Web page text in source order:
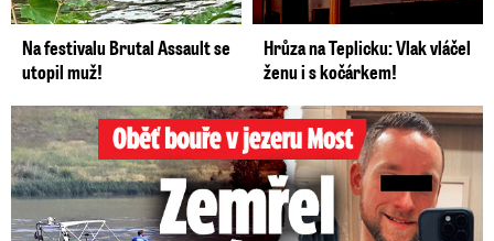
Na festivalu Brutal Assault se
utopil muž!
Hrůza na Teplicku: Vlak vláčel
ženu i s kočárkem!
Oběť bouře v jezeru Most: Zemřel táta Dominik (†28)